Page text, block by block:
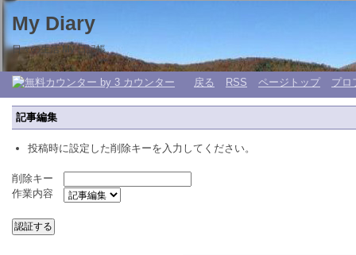
My Diary
日々の生活 My 日記帳。
戻る RSS ページトップ プロ
記事編集
投稿時に設定した削除キーを入力してください。
削除キー
作業内容